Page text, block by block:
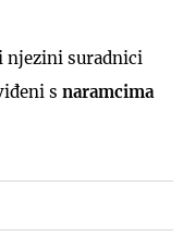
njezini suradnici
s naramcima